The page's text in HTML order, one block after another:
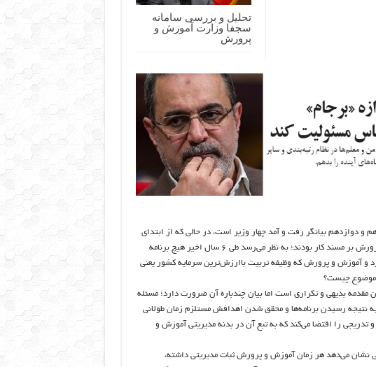
تحلیل و بررسی سامانه
سجفا وزارت آموزش و
پرورش
دوازدهم بیانگر رفت و آمد چهار وزیر است، در حالی که از ابتدای
دولت اصلاحات تا پایان دولت دهم، پنج وزیر در آموزش و پرورش بر مسند کار بودند؛ به نظر می‌رسد طی ۶ سال اخیر هیچ برنامه
آموزش و پرورش که وظیفه تربیت باارزش‌ترین سرمایه کشور یعنی
موضوع چیست؟
بدیهی و تکراری است اما بیان چندباره آن ضرورت دارد؛ مسئله
نتیجه رسیدن برنامه‌ها و محقق شدن اهدافش مستلزم زمان طولانی
تدریجی را اقتضا می‌کند که به تبع آن در بدنه مدیریتی آموزش و
در ۴۰ سال انقلاب اسلامی نشان می‌دهد هر زمان آموزش و پرورش ثبات مدیریتی داشته،